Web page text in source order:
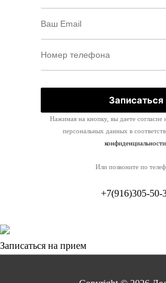
Нажимая на кнопку, вы даете согласие
персональных данных в
конфиденциальности
Или позвоните по
+7(916)305-50-
Записаться на прием